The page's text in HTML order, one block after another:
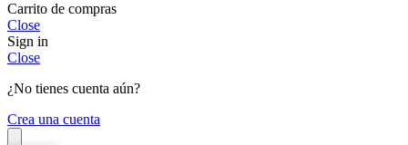
Carrito de compras
Close
Sign in
Close
¿No tienes cuenta aún?
Crea una cuenta